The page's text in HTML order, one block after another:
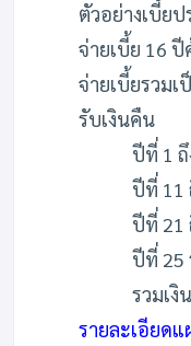
ตัวอย่างเบี้ย
จ่ายเบี้ย 16
จ่ายเบี้ยรวม
รับเงินคืน
ปีที่ 1
ปีที่ 11
ปีที่ 21
ปีที่ 25
รวมเ
รายละเอียด